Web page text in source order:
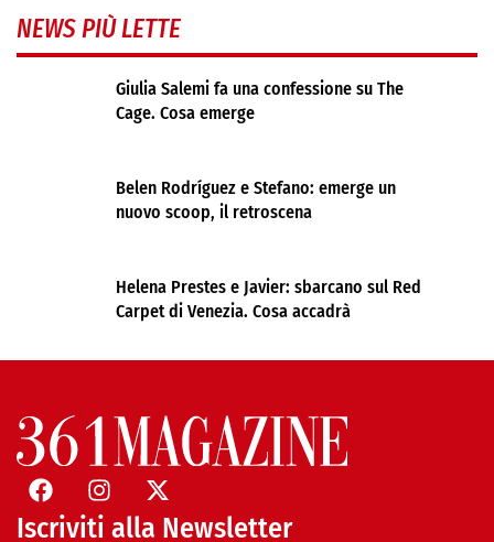
NEWS PIÙ LETTE
Giulia Salemi fa una confessione su The
Cage. Cosa emerge
Belen Rodríguez e Stefano: emerge un
nuovo scoop, il retroscena
Helena Prestes e Javier: sbarcano sul Red
Carpet di Venezia. Cosa accadrà
Iscriviti alla Newsletter